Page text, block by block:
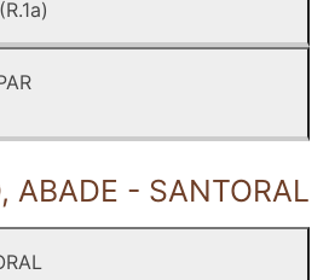
ABADE - SANTORAL